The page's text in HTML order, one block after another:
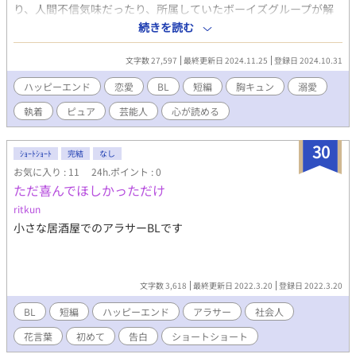
り、人間不信気味だったり、所属していたボーイズグループが解
散したり。 ある日、ソロで活動していた遥斗はユニットを組む
よう事務所の社長に指示される。 その相手とは、遥斗の大ファ
ンであり、イベントではいつも心の中がお母さんみたいだなと感
じていた『白桃 大知』だった。 ユニット名は白桃大知が考えた
『balloon flower』 （桔梗：花言葉は永遠の愛） に決定される。
彼のお陰で遥斗は前向きな気持ちになっていき、そして彼に対
し特別な感情も抱くようにもなる。 だけど、自分の白桃大知に
対しての気持ちを認めた瞬間、遥斗は人の心が読めなくなり
――。 🌸例えば一緒に映る時は、推しの映りの良さがなによりも
大事 お読みくださりありがとうございます 読んでくださり反応も
書く励みとなっております。
続きを読む
文字数 27,597 最終更新日 2024.11.25 登録日 2024.10.31
ハッピーエンド 恋愛 BL 短編 胸キュン
溺愛
執着
ピュア 芸能人 心が読める
30
ｼｮｰﾄｼｮｰﾄ 完結 なし
お気に入り : 11 24h.ポイント : 0
ただ喜んでほしかっただけ
ritkun
小さな居酒屋でのアラサーBLです
文字数 3,618 最終更新日 2022.3.20 登録日 2022.3.20
BL 短編 ハッピーエンド アラサー
社会人
花言葉
初めて 告白 ショートショート